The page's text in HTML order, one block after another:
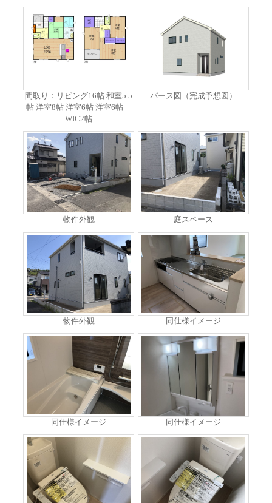
間取り：リビング16帖 和室5.5
帖 洋室8帖 洋室6帖 洋室6帖
WIC2帖
パース図（完成予想図）
物件外観 庭スペース
物件外観 同仕様イメージ
同仕様イメージ 同仕様イメージ